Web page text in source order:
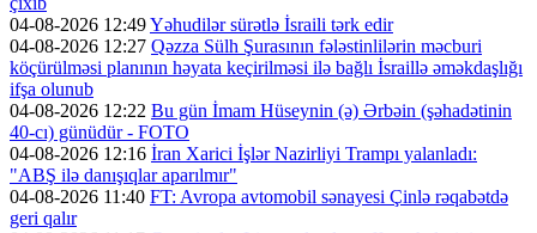
04-08-2026 12:49Yəhudilər sürətlə İsraili tərk edir
04-08-2026 12:27 Qəzza Sülh Şurasının fələstinlilərin məcburi
köçürülməsi planının həyata keçirilməsi ilə bağlı İsraillə əməkdaşlığı
ifşa olunub
04-08-2026 12:22 Bu gün İmam Hüseynin (ə) Ərbəin (şəhadətinin
40-cı) günüdür - FOTO
04-08-2026 12:16 İran Xarici İşlər Nazirliyi Trampı yalanladı:
"ABŞ ilə danışıqlar aparılmır"
04-08-2026 11:40 FT: Avropa avtomobil sənayesi Çinlə rəqabətdə
geri qalır